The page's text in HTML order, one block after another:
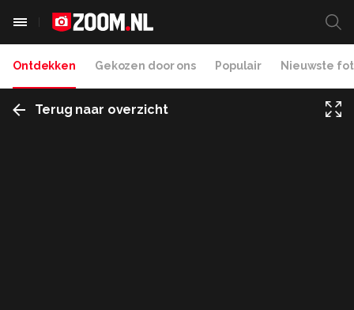
Ontdekken Gekozen door ons Populair Nieuwste
Terug naar overzicht